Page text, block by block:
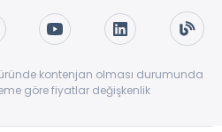
kontenjan olması durumunda
göre fiyatlar değişkenlik